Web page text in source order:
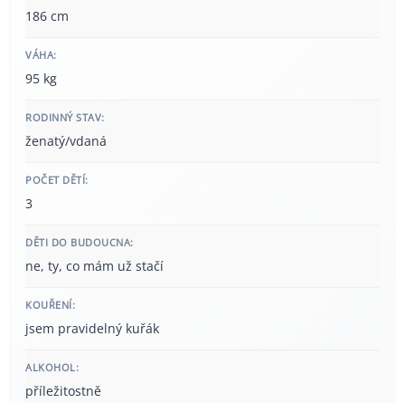
186 cm
VÁHA:
95 kg
RODINNÝ STAV:
ženatý/vdaná
POČET DĚTÍ:
3
DĚTI DO BUDOUCNA:
ne, ty, co mám už stačí
KOUŘENÍ:
jsem pravidelný kuřák
ALKOHOL:
příležitostně